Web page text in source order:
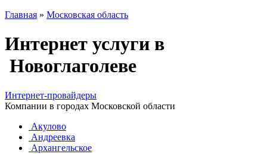
Главная » Московская область
Интернет услуги в
Новоглаголеве
Интернет-провайдеры
Компании в городах Московской области
Акулово
Андреевка
Архангельское